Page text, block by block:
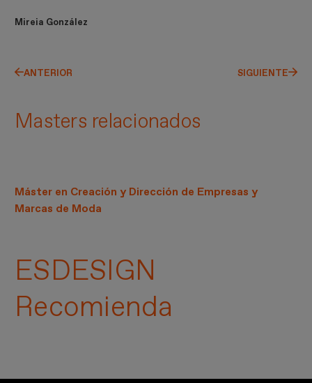
Mireia González
ANTERIOR SIGUIENTE
Masters relacionados
Máster en Creación y Dirección de Empresas y
Marcas de Moda
ESDESIGN
Recomienda